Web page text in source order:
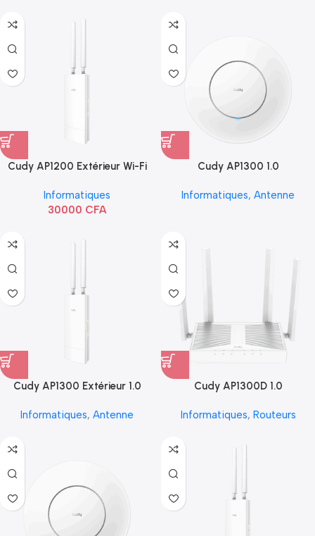
Cudy AP1200 Extérieur Wi-Fi
Informatiques
30000 CFA
Cudy AP1300 1.0
Informatiques, Antenne
Cudy AP1300 Extérieur 1.0
Informatiques, Antenne
Cudy AP1300D 1.0
Informatiques, Routeurs